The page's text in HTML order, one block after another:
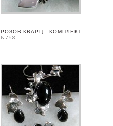
РОЗОВ КВАРЦ – КОМПЛЕКТ –
N768